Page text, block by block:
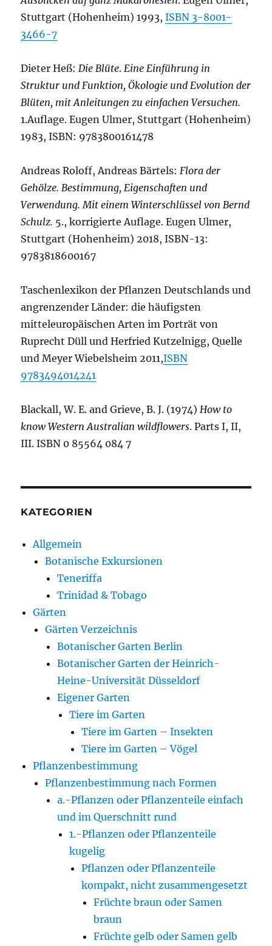
Stuttgart (Hohenheim) 1993,ISBN 3-8001-
3466-7
Dieter Heß: Die Blüte. Eine Einführung in
Struktur und Funktion, Ökologie und Evolution der
Blüten, mit Anleitungen zu einfachen Versuchen.
1.Auflage. Eugen Ulmer, Stuttgart (Hohenheim)
1983, ISBN: 9783800161478
Andreas Roloff, Andreas Bärtels: Flora der
Gehölze. Bestimmung, Eigenschaften und
Verwendung. Mit einem Winterschlüssel von Bernd
Schulz. 5., korrigierte Auflage. Eugen Ulmer,
Stuttgart (Hohenheim) 2018, ISBN-13:
9783818600167
Taschenlexikon der Pflanzen Deutschlands und
angrenzender Länder: die häufigsten
mitteleuropäischen Arten im Porträt von
Ruprecht Düll und Herfried Kutzelnigg, Quelle
und Meyer Wiebelsheim 2011,ISBN
9783494014241
Blackall, W. E. and Grieve, B. J. (1974) How to
know Western Australian wildflowers. Parts I, II,
III. ISBN 0 85564 084 7
KATEGORIEN
Allgemein
Botanische Exkursionen
Teneriffa
Trinidad & Tobago
Gärten
Gärten Verzeichnis
Botanischer Garten Berlin
Botanischer Garten der Heinrich-
Heine-Universität Düsseldorf
Eigener Garten
Tiere im Garten
Tiere im Garten – Insekten
Tiere im Garten – Vögel
Pflanzenbestimmung
Pflanzenbestimmung nach Formen
a.-Pflanzen oder Pflanzenteile einfach
und im Querschnitt rund
1.-Pflanzen oder Pflanzenteile
kugelig
Pflanzen oder Pflanzenteile
kompakt, nicht zusammengesetzt
Früchte braun oder Samen
braun
Früchte gelb oder Samen gelb